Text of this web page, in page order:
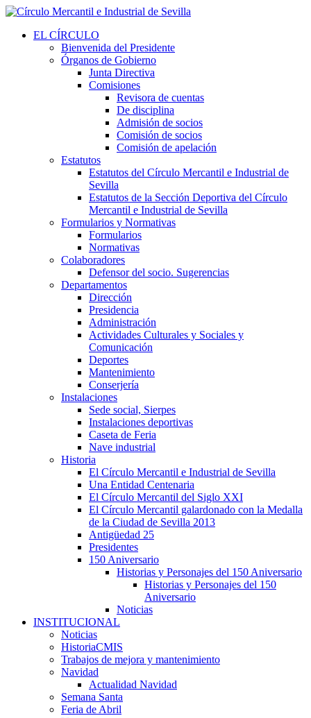
EL CÍRCULO
Bienvenida del Presidente
Órganos de Gobierno
Junta Directiva
Comisiones
Revisora de cuentas
De disciplina
Admisión de socios
Comisión de socios
Comisión de apelación
Estatutos
Estatutos del Círculo Mercantil e Industrial de
Sevilla
Estatutos de la Sección Deportiva del Círculo
Mercantil e Industrial de Sevilla
Formularios y Normativas
Formularios
Normativas
Colaboradores
Defensor del socio. Sugerencias
Departamentos
Dirección
Presidencia
Administración
Actividades Culturales y Sociales y
Comunicación
Deportes
Mantenimiento
Conserjería
Instalaciones
Sede social, Sierpes
Instalaciones deportivas
Caseta de Feria
Nave industrial
Historia
El Círculo Mercantil e Industrial de Sevilla
Una Entidad Centenaria
El Círculo Mercantil del Siglo XXI
El Círculo Mercantil galardonado con la Medalla
de la Ciudad de Sevilla 2013
Antigüedad 25
Presidentes
150 Aniversario
Historias y Personajes del 150 Aniversario
Historias y Personajes del 150
Aniversario
Noticias
INSTITUCIONAL
Noticias
HistoriaCMIS
Trabajos de mejora y mantenimiento
Navidad
Actualidad Navidad
Semana Santa
Feria de Abril